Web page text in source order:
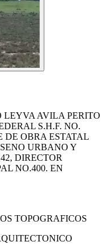
LEYVA AVILA PERITO
S.H.F. NO.
DE OBRA ESTATAL
URBANO Y
DIRECTOR
NO.400. EN
TOPOGRAFICOS